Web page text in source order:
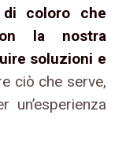
di coloro che
la nostra
soluzioni e
ciò che serve,
un’esperienza